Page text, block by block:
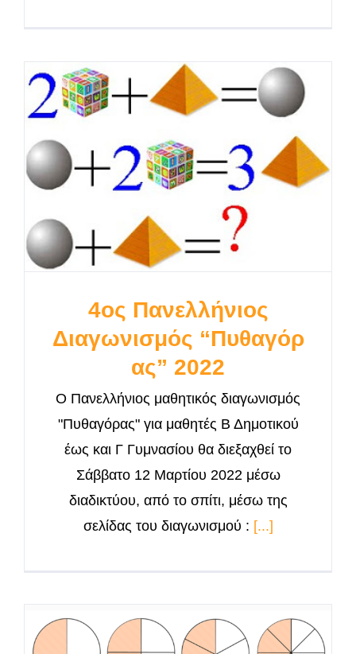
4ος Πανελλήνιος
Διαγωνισμός “Πυθαγόρ
ας” 2022
O Πανελλήνιος μαθητικός διαγωνισμός
"Πυθαγόρας" για μαθητές Β Δημοτικού
έως και Γ Γυμνασίου θα διεξαχθεί το
Σάββατο 12 Μαρτίου 2022 μέσω
διαδικτύου, από το σπίτι, μέσω της
σελίδας του διαγωνισμού : [...]